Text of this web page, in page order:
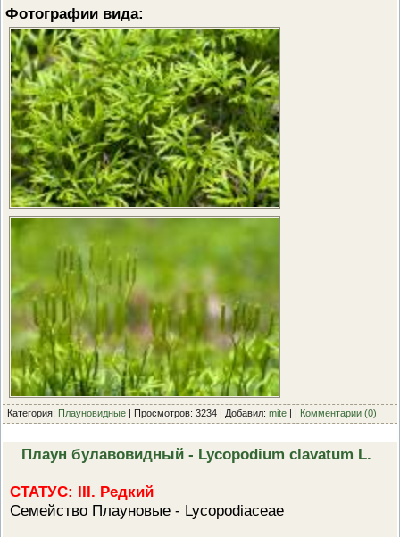
Фотографии вида:
Категория: Плауновидные | Просмотров: 3234 | Добавил: mite | | Комментарии (0)
Плаун булавовидный - Lycopodium clavatum L.
СТАТУС: III. Редкий
Семейство Плауновые - Lycopodiaceae